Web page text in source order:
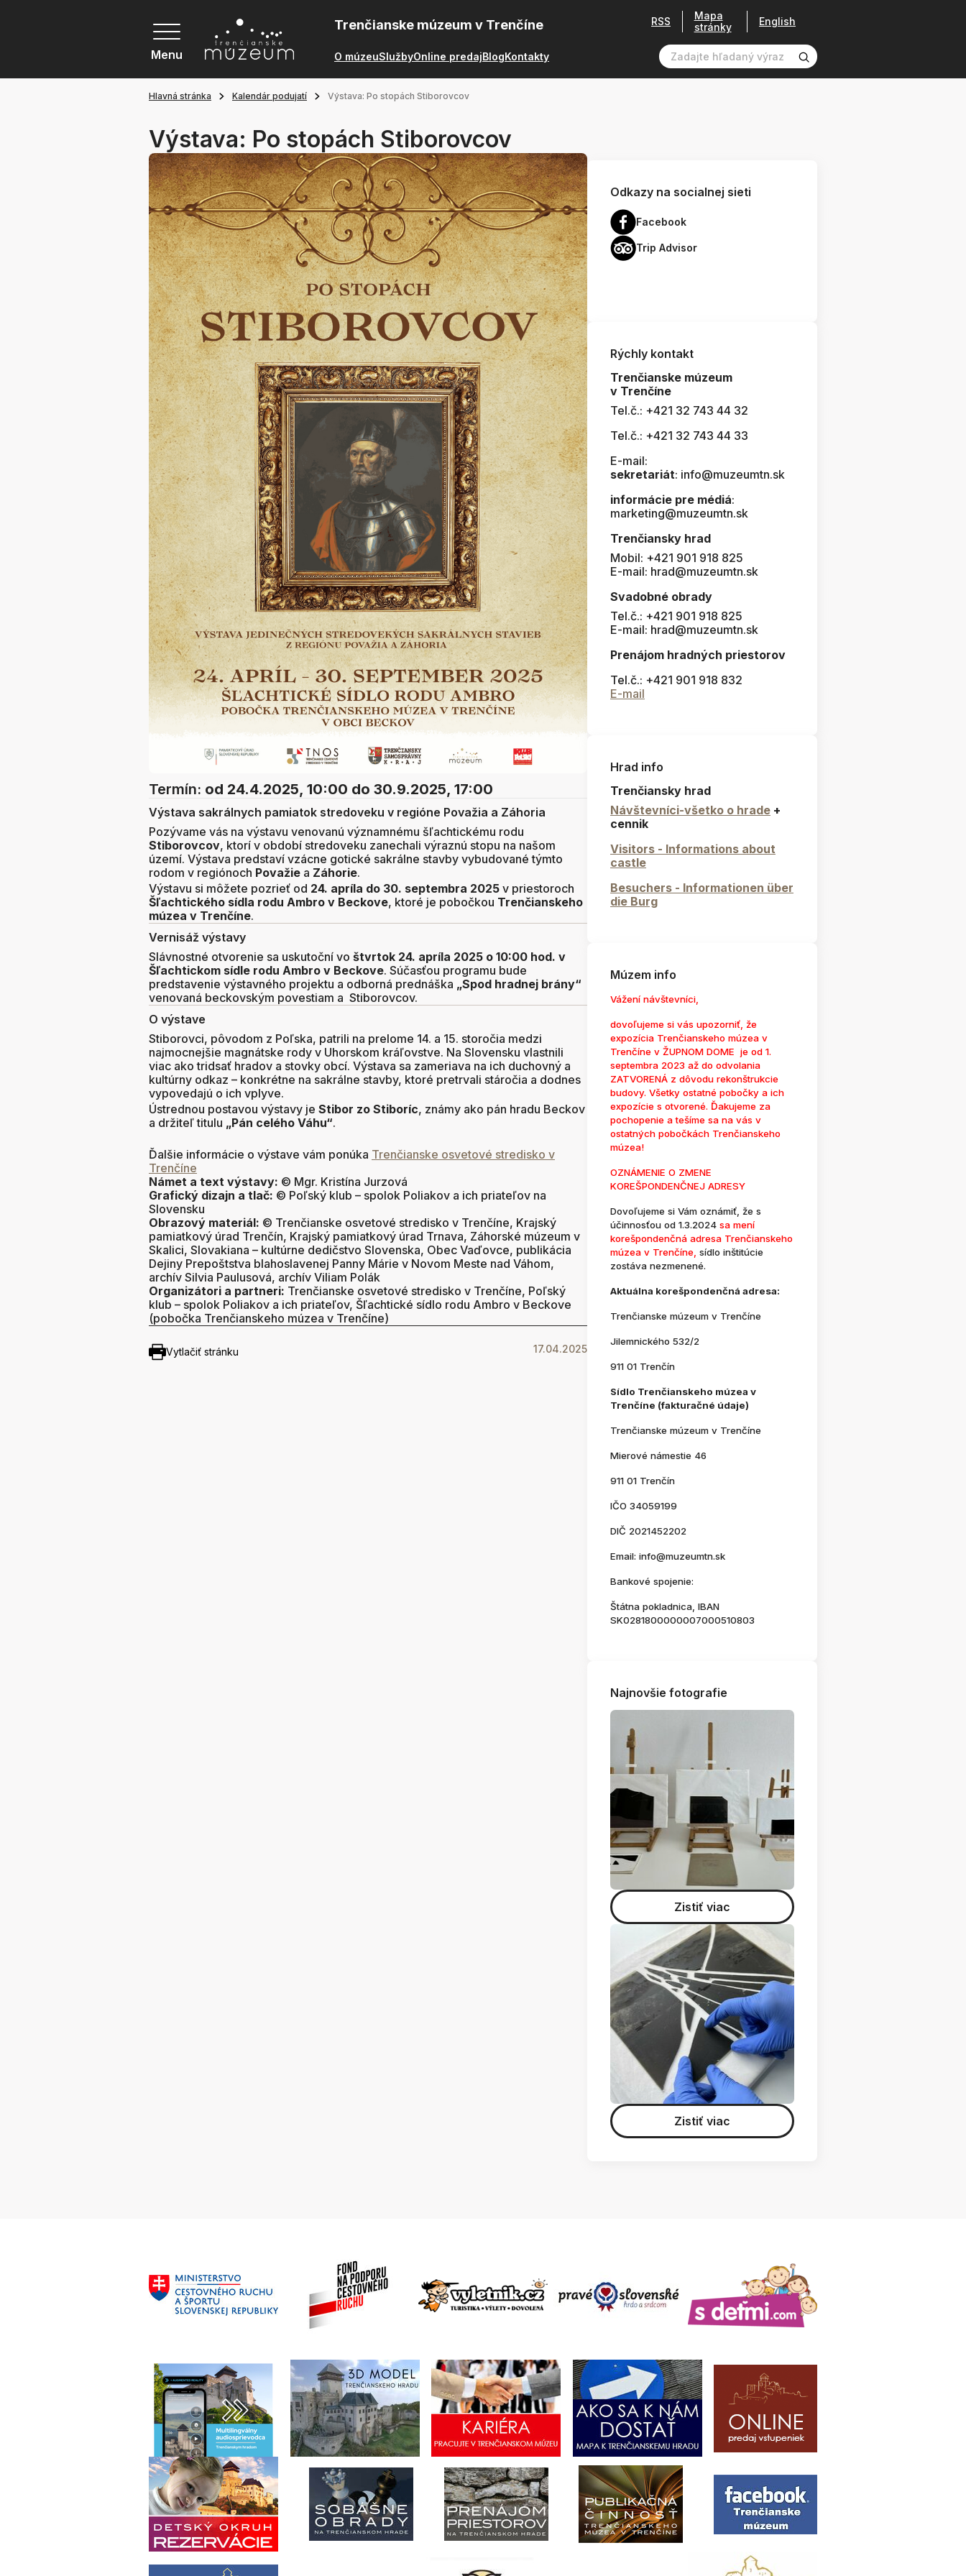
Menu
Trenčianske múzeum v Trenčíne
O múzeuSlužbyOnline predajBlogKontakty
RSS
Mapa
stránky
English
Hlavná stránka Kalendár podujatí Výstava: Po stopách Stiborovcov
Výstava: Po stopách Stiborovcov
Termín: od 24.4.2025, 10:00 do 30.9.2025, 17:00
Výstava sakrálnych pamiatok stredoveku v regióne Považia a Záhoria
Pozývame vás na výstavu venovanú významnému šľachtickému rodu
Stiborovcov, ktorí v období stredoveku zanechali výraznú stopu na našom
území. Výstava predstaví vzácne gotické sakrálne stavby vybudované týmto
rodom v regiónoch Považie a Záhorie.
Výstavu si môžete pozrieť od 24. apríla do 30. septembra 2025 v priestoroch
Šľachtického sídla rodu Ambro v Beckove, ktoré je pobočkou Trenčianskeho
múzea v Trenčíne.
Vernisáž výstavy
Slávnostné otvorenie sa uskutoční vo štvrtok 24. apríla 2025 o 10:00 hod. v
Šľachtickom sídle rodu Ambro v Beckove. Súčasťou programu bude
predstavenie výstavného projektu a odborná prednáška „Spod hradnej brány“
venovaná beckovským poves­tiam a Stiborovcov.
O výstave
Stiborovci, pôvodom z Poľska, patrili na prelome 14. a 15. storočia medzi
najmocnejšie magnátske rody v Uhorskom kráľovstve. Na Slovensku vlastnili
viac ako tridsať hradov a stovky obcí. Výstava sa zameriava na ich duchovný a
kultúrny odkaz – konkrétne na sakrálne stavby, ktoré pretrvali stáročia a dodnes
vypovedajú o ich vplyve.
Ústrednou postavou výstavy je Stibor zo Stiboríc, známy ako pán hradu Beckov
a držiteľ titulu „Pán celého Váhu“.
Ďalšie informácie o výstave vám ponúka Trenčianske osvetové stredisko v
Trenčíne
Námet a text výstavy: © Mgr. Kristína Jurzová
Grafický dizajn a tlač: © Poľský klub – spolok Poliakov a ich priateľov na
Slovensku
Obrazový materiál: © Trenčianske osvetové stredisko v Trenčíne, Krajský
pamiatkový úrad Trenčín, Krajský pamiatkový úrad Trnava, Záhorské múzeum v
Skalici, Slovakiana – kultúrne dedičstvo Slovenska, Obec Vaďovce, publikácia
Dejiny Prepoštstva blahoslavenej Panny Márie v Novom Meste nad Váhom,
archív Silvia Paulusová, archív Viliam Polák
Organizátori a partneri: Trenčianske osvetové stredisko v Trenčíne, Poľský
klub – spolok Poliakov a ich priateľov, Šľachtické sídlo rodu Ambro v Beckove
(pobočka Trenčianskeho múzea v Trenčíne)
Vytlačiť stránku 17.04.2025
Odkazy na socialnej sieti
Facebook
Trip Advisor
Rýchly kontakt
Trenčianske múzeum
v Trenčíne
Tel.č.: +421 32 743 44 32
Tel.č.: +421 32 743 44 33
E-mail:
sekretariát: info@muzeumtn.sk
informácie pre médiá:
marketing@muzeumtn.sk
Trenčiansky hrad
Mobil: +421 901 918 825
E-mail: hrad@muzeumtn.sk
Svadobné obrady
Tel.č.: +421 901 918 825
E-mail: hrad@muzeumtn.sk
Prenájom hradných priestorov
Tel.č.: +421 901 918 832
E-mail
Hrad info
Trenčiansky hrad
Návštevníci-všetko o hrade +
cennik
Visitors - Informations about
castle
Besuchers - Informationen über
die Burg
Múzem info
Vážení návštevníci,
dovoľujeme si vás upozorniť, že
expozícia Trenčianskeho múzea v
Trenčíne v ŽUPNOM DOME je od 1.
septembra 2023 až do odvolania
ZATVORENÁ z dôvodu rekonštrukcie
budovy. Všetky ostatné pobočky a ich
expozície s otvorené. Ďakujeme za
pochopenie a tešíme sa na vás v
ostatných pobočkách Trenčianskeho
múzea!
OZNÁMENIE O ZMENE
KOREŠPONDENČNEJ ADRESY
Dovoľujeme si Vám oznámiť, že s
účinnosťou od 1.3.2024 sa mení
korešpondenčná adresa Trenčianskeho
múzea v Trenčíne, sídlo inštitúcie
zostáva nezmenené.
Aktuálna korešpondenčná adresa:
Trenčianske múzeum v Trenčíne
Jilemnického 532/2
911 01 Trenčín
Sídlo Trenčianskeho múzea v
Trenčíne (fakturačné údaje)
Trenčianske múzeum v Trenčíne
Mierové námestie 46
911 01 Trenčín
IČO 34059199
DIČ 2021452202
Email: info@muzeumtn.sk
Bankové spojenie:
Štátna pokladnica, IBAN
SK0281800000007000510803
Najnovšie fotografie
Zistiť viac
Zistiť viac